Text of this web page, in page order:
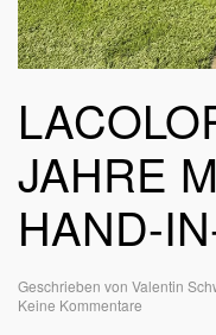
JAHRE
HAND-
Geschrieben von Valentin
Keine Kommentare